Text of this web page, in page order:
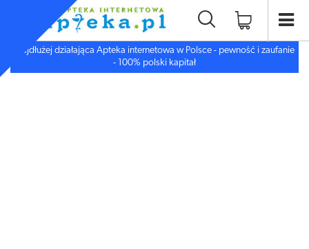
Najdłużej działająca Apteka internetowa w Polsce - pewność i zaufanie
- 100% polski kapitał